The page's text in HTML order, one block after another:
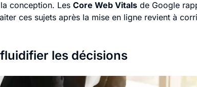
conception. Les Core Web Vitals de Google
ces sujets après la mise en ligne revient à
les décisions